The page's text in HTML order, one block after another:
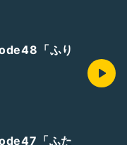
「ふり
「ふた